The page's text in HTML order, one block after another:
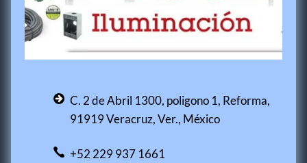
C. 2 de Abril 1300, poligono 1, Reforma,
91919 Veracruz, Ver., México
+52 229 937 1661